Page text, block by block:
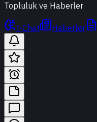
Topluluk ve Haberler
t-Chat Haberler